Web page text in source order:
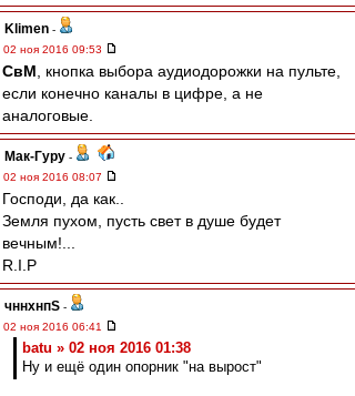
Klimen -
02 ноя 2016 09:53
СвМ , кнопка выбора аудиодорожки на пульте,
если конечно каналы в цифре, а не
аналоговые.
Мак-Гуру -
02 ноя 2016 08:07
Господи, да как..
Земля пухом, пусть свет в душе будет
вечным!...
R.I.P
чннхнпS -
02 ноя 2016 06:41
batu » 02 ноя 2016 01:38
Ну и ещё один опорник "на вырост"